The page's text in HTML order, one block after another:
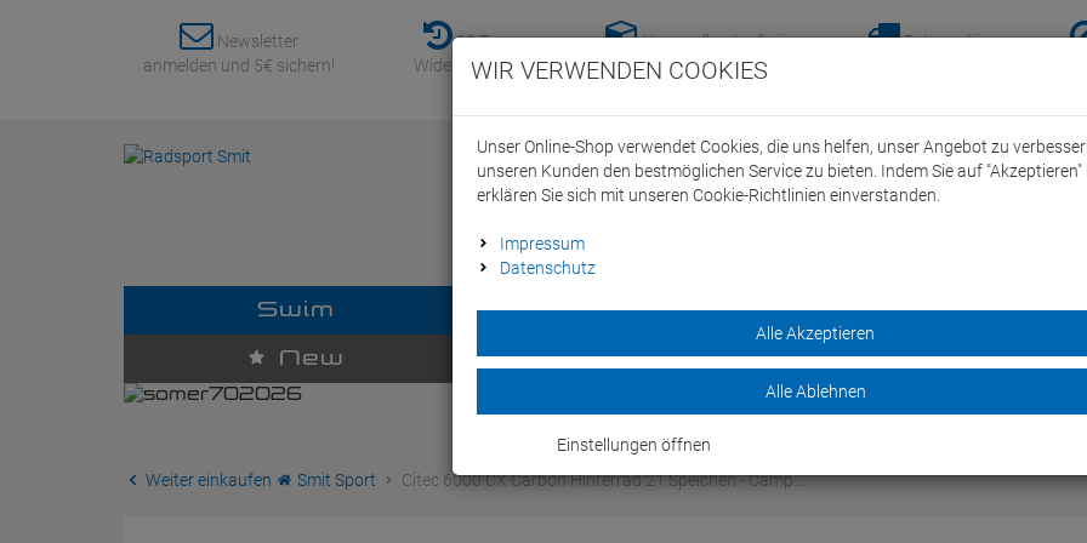
Newsletter
anmelden und 5€ sichern!
30 Tage
Widerrufsrecht
Versandkostenfreie-
Lieferung nach
Retoure hier
Swim Dein Swim Team Bike
New Marken Sale
Weiter einkaufen Smit Sport Citec 6000 CX Carbon Hinterrad 21 Speichen - Camp…
WIR VERWENDEN COOKIES
Unser Online-Shop verwendet Cookies, die uns helfen, unser Angebot zu
unseren Kunden den bestmöglichen Service zu bieten. Indem Sie auf "Akzeptieren"
erklären Sie sich mit unseren Cookie-Richtlinien einverstanden.
Impressum
Datenschutz
Alle Akzeptieren
Alle Ablehnen
Einstellungen öffnen